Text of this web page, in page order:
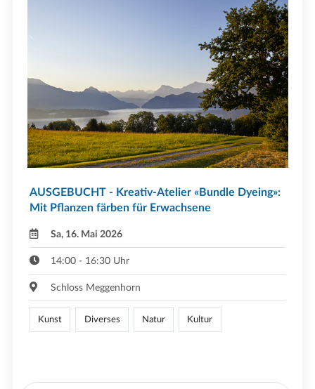
AUSGEBUCHT - Kreativ-Atelier «Bundle Dyeing»:
Mit Pflanzen färben für Erwachsene
Sa, 16. Mai 2026
14:00 - 16:30 Uhr
Schloss Meggenhorn
Kunst Diverses Natur Kultur